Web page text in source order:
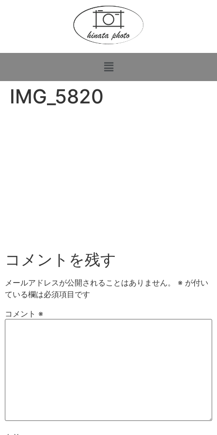
IMG_5820
コメントを残す
メールアドレスが公開されることはありません。 ※ が付い
ている欄は必須項目です
コメント ※